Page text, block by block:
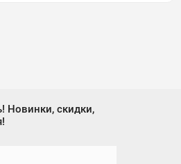
Новинки, скидки,